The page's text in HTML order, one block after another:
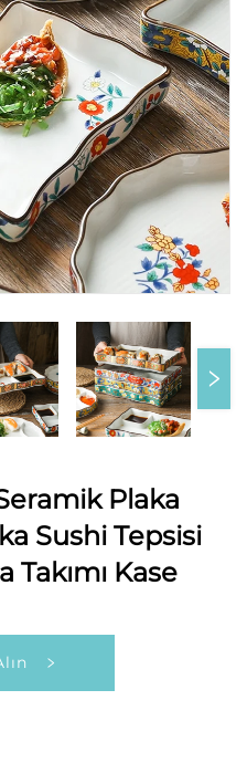
Plaka
Sushi Tepsisi
Takımı Kase